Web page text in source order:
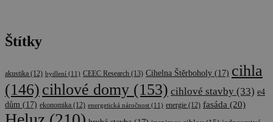
Štítky
akustika (12) bydlení (11) CEEC Research (13) Cihelna Štěrboholy (17) cihla
(146) cihlové domy (153) cihlové stavby (33) e4
dům (17) ekonomika (12) energetická náročnost (11) energie (12) fasáda (20)